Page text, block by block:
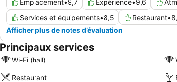
Emplacement•9,7 Expérience•9,6
Services et équipements•8,5 Restaurant•
Afficher plus de notes d’évaluation
Principaux services
Wi-Fi (hall)
Restaurant